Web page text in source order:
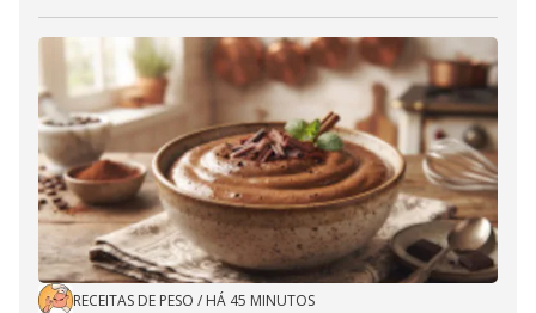
RECEITAS DE PESO / HÁ 45 MINUTOS